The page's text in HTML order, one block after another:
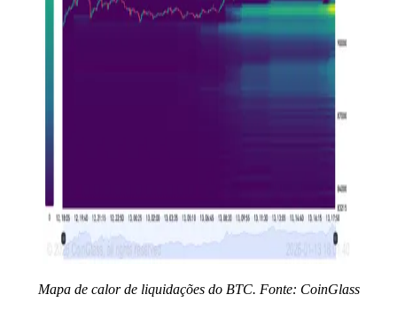
Mapa de calor de liquidações do BTC. Fonte: CoinGlass